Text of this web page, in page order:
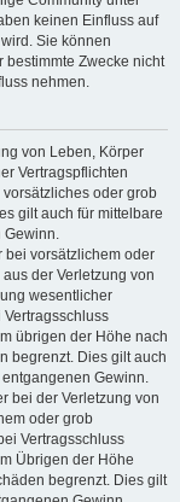
keinen Einfluss auf
Sie können
bestimmte Zwecke nicht
nehmen.
von Leben, Körper
Vertragspflichten
oder grob
gilt auch für mittelbare
bei vorsätzlichem oder
der Verletzung von
wesentlicher
übrigen der Höhe nach
begrenzt. Dies gilt auch
Gewinn.
bei der Verletzung von
oder grob
Vertragsschluss
Übrigen der Höhe
begrenzt. Dies gilt